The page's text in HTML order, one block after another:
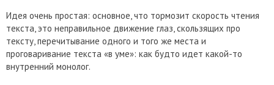
Идея очень простая: основное, что тормозит скорость чтения
текста, это неправильное движение глаз, скользящих про
тексту, перечитывание одного и того же места и
проговаривание текста «в уме»: как будто идет какой-то
внутренний монолог.